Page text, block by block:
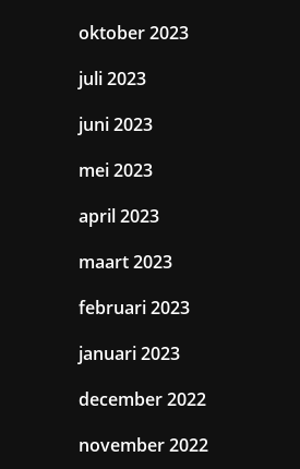
oktober 2023
juli 2023
juni 2023
mei 2023
april 2023
maart 2023
februari 2023
januari 2023
december 2022
november 2022